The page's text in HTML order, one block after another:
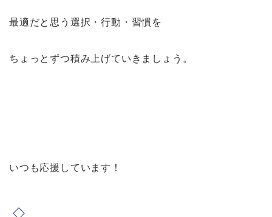
最適だと思う選択・行動・習慣を
ちょっとずつ積み上げていきましょう。
いつも応援しています！